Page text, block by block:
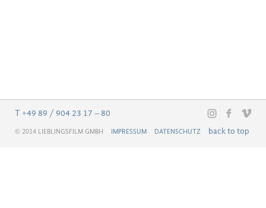
+49 89 / 904 23 17 – 80
© 2014 LIEBLINGSFILM GMBH IMPRESSUM DATENSCHUTZ back to top